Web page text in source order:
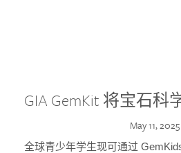
GIA GemKit 将宝石
May 11, 2025
全球青少年学生现可通过